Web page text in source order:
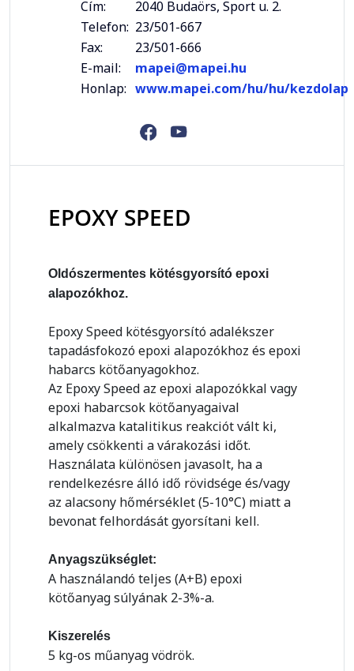
Cím:
2040 Budaörs, Sport u. 2.
Telefon: 23/501-667
Fax:
23/501-666
E-mail:
mapei@mapei.hu
Honlap: www.mapei.com/hu/hu/kezdolap
EPOXY SPEED
Oldószermentes kötésgyorsító epoxi
alapozókhoz.
Epoxy Speed kötésgyorsító adalékszer
tapadásfokozó epoxi alapozókhoz és epoxi
habarcs kötőanyagokhoz.
Az Epoxy Speed az epoxi alapozókkal vagy
epoxi habarcsok kötőanyagaival
alkalmazva katalitikus reakciót vált ki,
amely csökkenti a várakozási időt.
Használata különösen javasolt, ha a
rendelkezésre álló idő rövidsége és/vagy
az alacsony hőmérséklet (5-10°C) miatt a
bevonat felhordását gyorsítani kell.
Anyagszükséglet:
A használandó teljes (A+B) epoxi
kötőanyag súlyának 2-3%-a.
Kiszerelés
5 kg-os műanyag vödrök.